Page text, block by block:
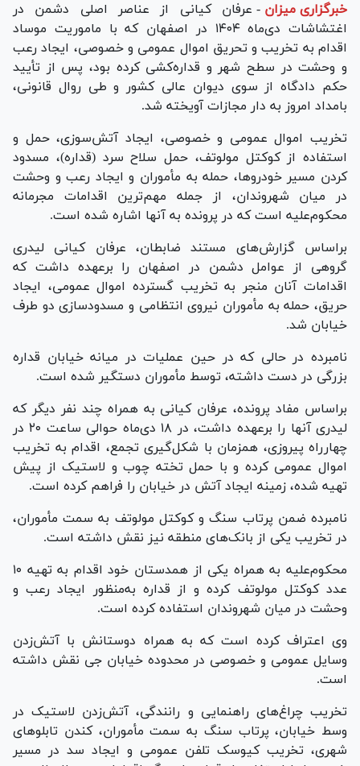
خبرگزاری میزان - عرفان کیانی از عناصر اصلی دشمن در
اغتشاشات دی‌ماه ۱۴۰۴ در اصفهان که با ماموریت موساد
اقدام به تخریب و تحریق اموال عمومی و خصوصی، ایجاد رعب
و وحشت در سطح شهر و قداره‌کشی کرده بود، پس از تأیید
حکم دادگاه از سوی دیوان عالی کشور و طی روال قانونی،
بامداد امروز به دار مجازات آویخته شد.
تخریب اموال عمومی و خصوصی، ایجاد آتش‌سوزی، حمل و
استفاده از کوکتل مولوتف، حمل سلاح سرد (قداره)، مسدود
کردن مسیر خودروها، حمله به مأموران و ایجاد رعب و وحشت
در میان شهروندان، از جمله مهم‌ترین اقدامات مجرمانه
محکوم‌علیه است که در پرونده به آنها اشاره شده است.
براساس گزارش‌های مستند ضابطان، عرفان کیانی لیدری
گروهی از عوامل دشمن در اصفهان را برعهده داشت که
اقدامات آنان منجر به تخریب گسترده اموال عمومی، ایجاد
حریق، حمله به مأموران نیروی انتظامی و مسدودسازی دو طرف
خیابان شد.
نامبرده در حالی که در حین عملیات در میانه خیابان قداره
بزرگی در دست داشته، توسط مأموران دستگیر شده است.
براساس مفاد پرونده، عرفان کیانی به همراه چند نفر دیگر که
لیدری آنها را برعهده داشت، در ۱۸ دی‌ماه حوالی ساعت ۲۰ در
چهارراه پیروزی، همزمان با شکل‌گیری تجمع، اقدام به تخریب
اموال عمومی کرده و با حمل تخته چوب و لاستیک از پیش
تهیه شده، زمینه ایجاد آتش در خیابان را فراهم کرده است.
نامبرده ضمن پرتاب سنگ و کوکتل مولوتف به سمت مأموران،
در تخریب یکی از بانک‌های منطقه نیز نقش داشته است.
محکوم‌علیه به همراه یکی از همدستان خود اقدام به تهیه ۱۰
عدد کوکتل مولوتف کرده و از قداره به‌منظور ایجاد رعب و
وحشت در میان شهروندان استفاده کرده است.
وی اعتراف کرده است که به همراه دوستانش با آتش‌زدن
وسایل عمومی و خصوصی در محدوده خیابان جی نقش داشته
است.
تخریب چراغ‌های راهنمایی و رانندگی، آتش‌زدن لاستیک در
وسط خیابان، پرتاب سنگ به سمت مأموران، کندن تابلو‌های
شهری، تخریب کیوسک تلفن عمومی و ایجاد سد در مسیر